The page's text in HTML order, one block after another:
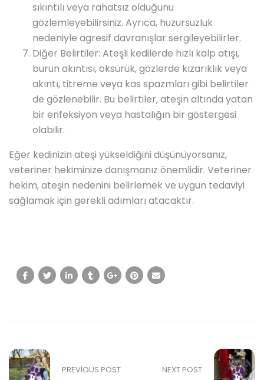
sıkıntılı veya rahatsız olduğunu
gözlemleyebilirsiniz. Ayrıca, huzursuzluk
nedeniyle agresif davranışlar sergileyebilirler.
Diğer Belirtiler: Ateşli kedilerde hızlı kalp atışı,
burun akıntısı, öksürük, gözlerde kızarıklık veya
akıntı, titreme veya kas spazmları gibi belirtiler
de gözlenebilir. Bu belirtiler, ateşin altında yatan
bir enfeksiyon veya hastalığın bir göstergesi
olabilir.
Eğer kedinizin ateşi yükseldiğini düşünüyorsanız,
veteriner hekiminize danışmanız önemlidir. Veteriner
hekim, ateşin nedenini belirlemek ve uygun tedaviyi
sağlamak için gerekli adımları atacaktır.
PREVIOUS POST NEXT POST